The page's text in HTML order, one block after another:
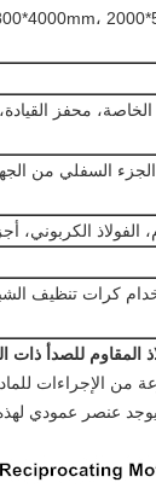
محفز
السفلي من
الفولاذ الكربوني،
كرات تنظيف
للصدأ ذات
من الإجراءات
يوجد عنصر عمودي